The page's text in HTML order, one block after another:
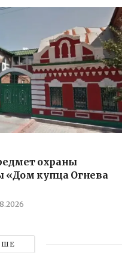
охраны
«Дом купца Огнева